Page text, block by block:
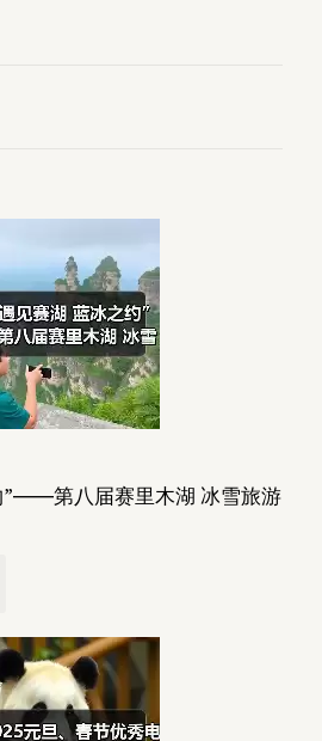
”――第八届赛里木湖 冰雪旅游